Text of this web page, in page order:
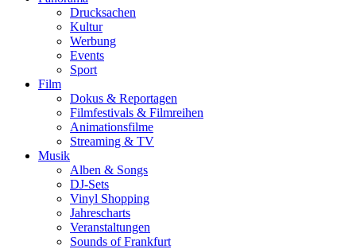
Drucksachen
Kultur
Werbung
Events
Sport
Film
Dokus & Reportagen
Filmfestivals & Filmreihen
Animationsfilme
Streaming & TV
Musik
Alben & Songs
DJ-Sets
Vinyl Shopping
Jahrescharts
Veranstaltungen
Sounds of Frankfurt